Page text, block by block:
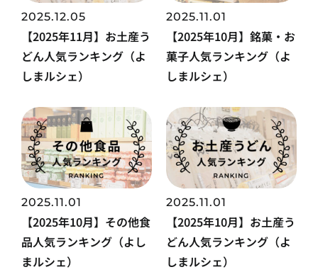
【2025年11月】お土産う
どん人気ランキング（よ
しまルシェ）
2025.12.05
【2025年10月】銘菓・お
菓子人気ランキング（よ
しまルシェ）
2025.11.01
【2025年10月】その他食
品人気ランキング（よし
まルシェ）
2025.11.01
【2025年10月】お土産う
どん人気ランキング（よ
しまルシェ）
2025.11.01